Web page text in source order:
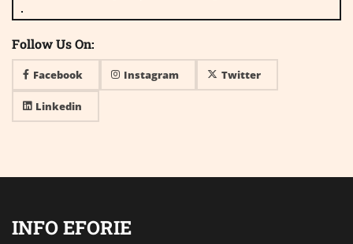
Follow Us On:
Facebook Instagram Twitter
Linkedin
INFO EFORIE